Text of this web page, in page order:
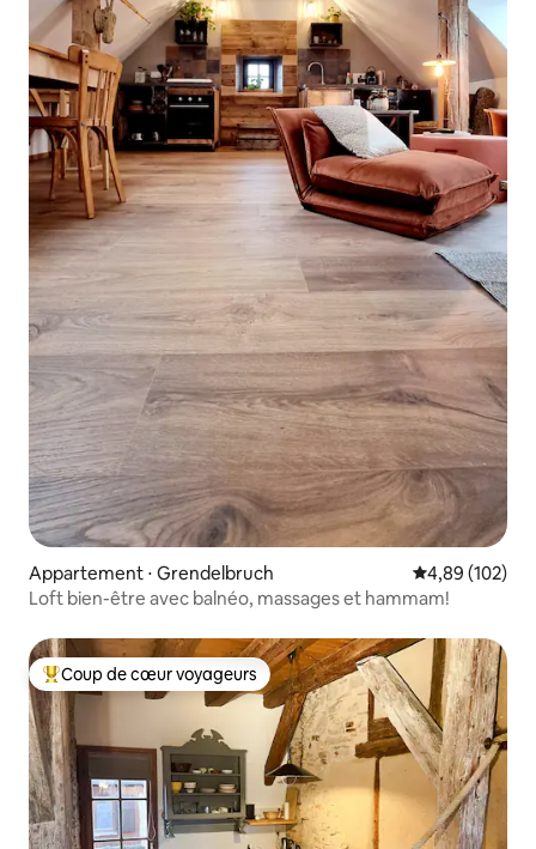
Appartement ⋅ Grendelbruch Évaluation
4,89 (102)
Loft bien-être avec balnéo, massages et hammam!
Coups de cœur voyageurs les plus appréciés
Coup de cœur voyageurs